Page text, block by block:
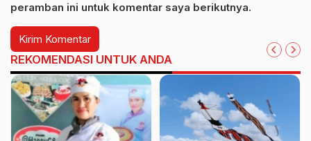
peramban ini untuk komentar saya berikutnya.
REKOMENDASI UNTUK ANDA